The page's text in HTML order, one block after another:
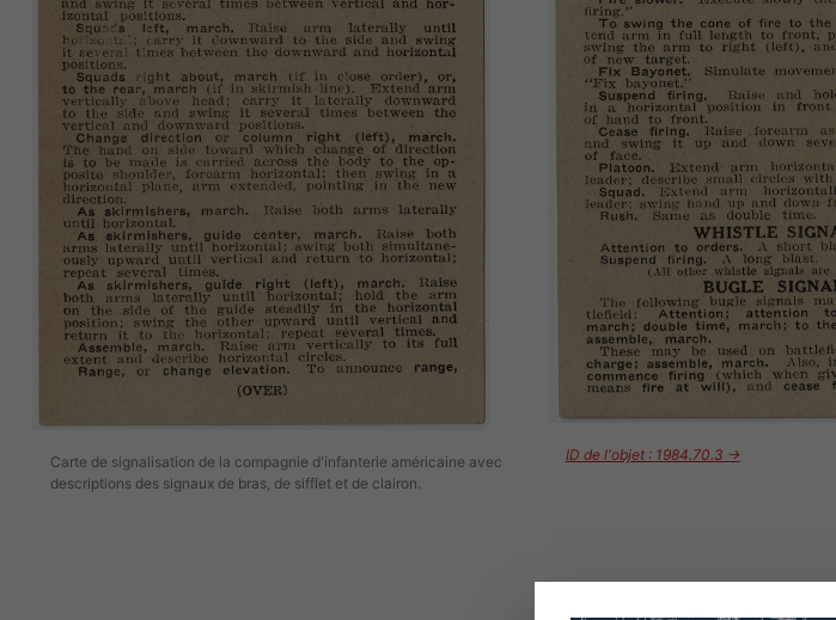
Carte de signalisation de la compagnie d'infanterie américaine avec
descriptions des signaux de bras, de sifflet et de clairon.
ID de l'objet : 1984.70.3 →